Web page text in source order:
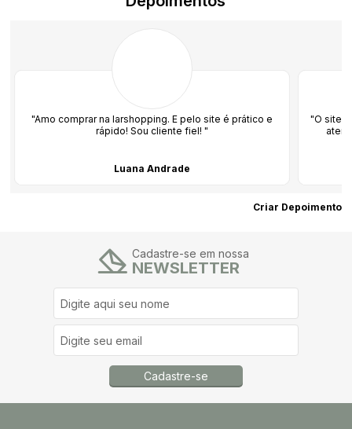
na larshopping. E pelo site é prático e
rápido! Sou cliente fiel! "
Luana Andrade
"O site é top! Fomos
atendimento.
Criar Depoimento
Cadastre-se em nossa
NEWSLETTER
Cadastre-se